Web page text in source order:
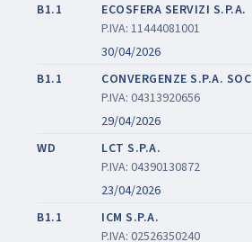
B1.1
ECOSFERA SERVIZI S.P.A.
P.IVA: 11444081001
30/04/2026
B1.1
CONVERGENZE S.P.A.
P.IVA: 04313920656
29/04/2026
WD
LCT S.P.A.
P.IVA: 04390130872
23/04/2026
B1.1
ICM S.P.A.
P.IVA: 02526350240